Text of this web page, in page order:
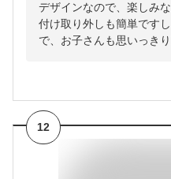
デザインなので、楽しみ
付け取り外しも簡単です
で、お子さんも思いっき
12